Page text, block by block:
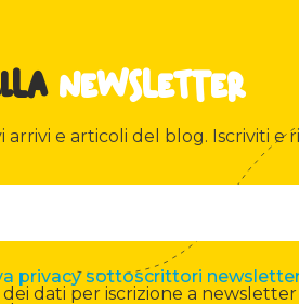
newsletter
e articoli del blog. Iscriviti e
privacy sottoscrittori
dati per iscrizione a